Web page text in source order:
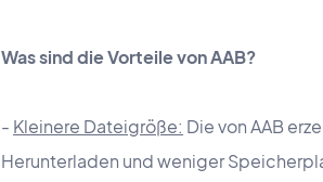
Was sind die Vorteile von AAB?
- Kleinere Dateigröße: Die von AAB
Herunterladen und weniger